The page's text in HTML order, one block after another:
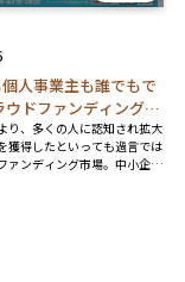
人事業主も誰でもで
ウドファンディングに
「クラウドファンデ
ミナー」
り、多くの人に認知され拡大
獲得したといっても過言では
ァンディング市場。中小企業
「自分もクラウドファンディ
ジしてみたい！」という方は